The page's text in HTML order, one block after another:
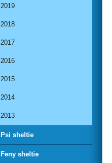
2019
2018
2017
2016
2015
2014
2013
Psi sheltie
Feny sheltie